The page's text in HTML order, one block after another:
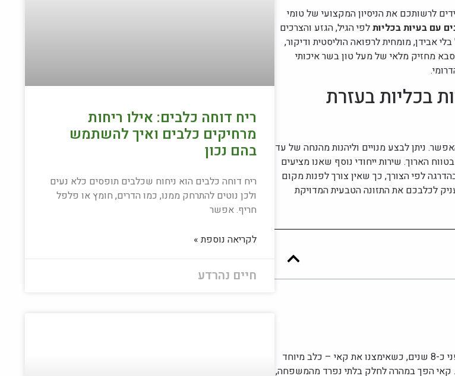
לרשותכם את הניסיון המקצועי של טומי
עם בעיות בכליותלפי הגיל, הגזע והצרכים
אבידן, מומחית לרפואה הוליסטית ודיקור,
מחזיק מלאי של מעל טון בשר איכותי
בכליות בעזרת
ניתן לבצע מנויים וליהנות מהנחה של עד
הארוך. שירות ייחודי נוסף שאנו מציעים
לפי הצורך, כך שאין צורך לפנות מקום
לכלבכם את התזונה הטבעית המדויקת
נעים להכיר, אני חיים. המסע שלי בעולם תזונת הכלבים התחיל לפני כ-8 שנים, כשאימצנו את קאי – כלב מיוחד
קאי הפך במהרה לחלק בלתי נפרד מהמשפחה,
ריח דוחה כלבים: אילו ריחות
מרחיקים כלבים ואיך להשתמש
בהם נכון
ריח דוחה כלבים הוא ניחוח שכלבים תופסים כלא נעים
ולכן נוטים להתרחק ממנו, כמו הדרים, חומץ או פלפל
חריף. אפשר
לקריאה נוספת »
חיים נהרדע